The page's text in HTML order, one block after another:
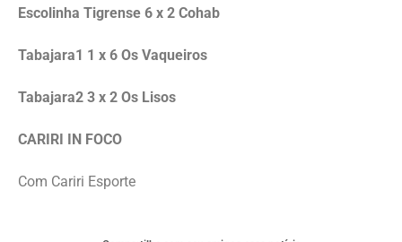
Escolinha Tigrense 6 x 2 Cohab
Tabajara1 1 x 6 Os Vaqueiros
Tabajara2 3 x 2 Os Lisos
CARIRI IN FOCO
Com Cariri Esporte